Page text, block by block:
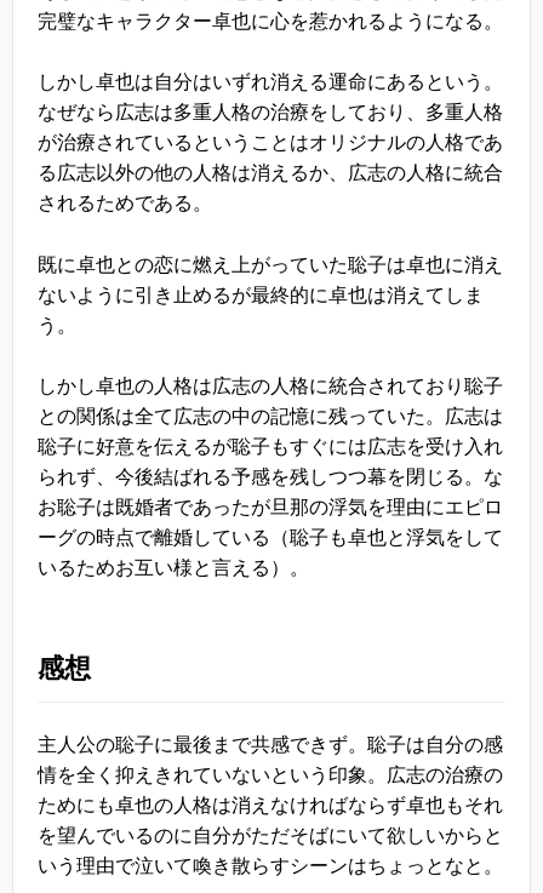
完璧なキャラクター卓也に心を惹かれるようになる。
しかし卓也は自分はいずれ消える運命にあるという。
なぜなら広志は多重人格の治療をしており、多重人格
が治療されているということはオリジナルの人格であ
る広志以外の他の人格は消えるか、広志の人格に統合
されるためである。
既に卓也との恋に燃え上がっていた聡子は卓也に消え
ないように引き止めるが最終的に卓也は消えてしま
う。
しかし卓也の人格は広志の人格に統合されており聡子
との関係は全て広志の中の記憶に残っていた。広志は
聡子に好意を伝えるが聡子もすぐには広志を受け入れ
られず、今後結ばれる予感を残しつつ幕を閉じる。な
お聡子は既婚者であったが旦那の浮気を理由にエピロ
ーグの時点で離婚している（聡子も卓也と浮気をして
いるためお互い様と言える）。
感想
主人公の聡子に最後まで共感できず。聡子は自分の感
情を全く抑えきれていないという印象。広志の治療の
ためにも卓也の人格は消えなければならず卓也もそれ
を望んでいるのに自分がただそばにいて欲しいからと
いう理由で泣いて喚き散らすシーンはちょっとなと。